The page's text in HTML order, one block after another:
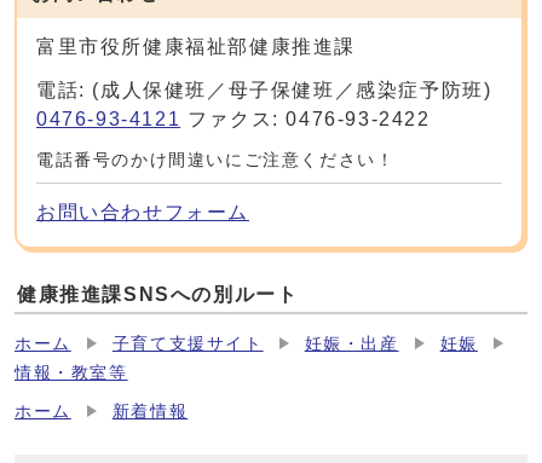
富里市役所健康福祉部健康推進課
電話: (成人保健班／母子保健班／感染症予防班)
0476-93-4121 ファクス: 0476-93-2422
電話番号のかけ間違いにご注意ください！
お問い合わせフォーム
健康推進課SNSへの別ルート
ホーム 子育て支援サイト 妊娠・出産
妊娠
情報・教室等
ホーム 新着情報